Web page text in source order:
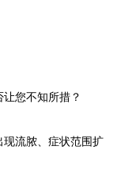
您不知所措？
流脓、症状范围扩